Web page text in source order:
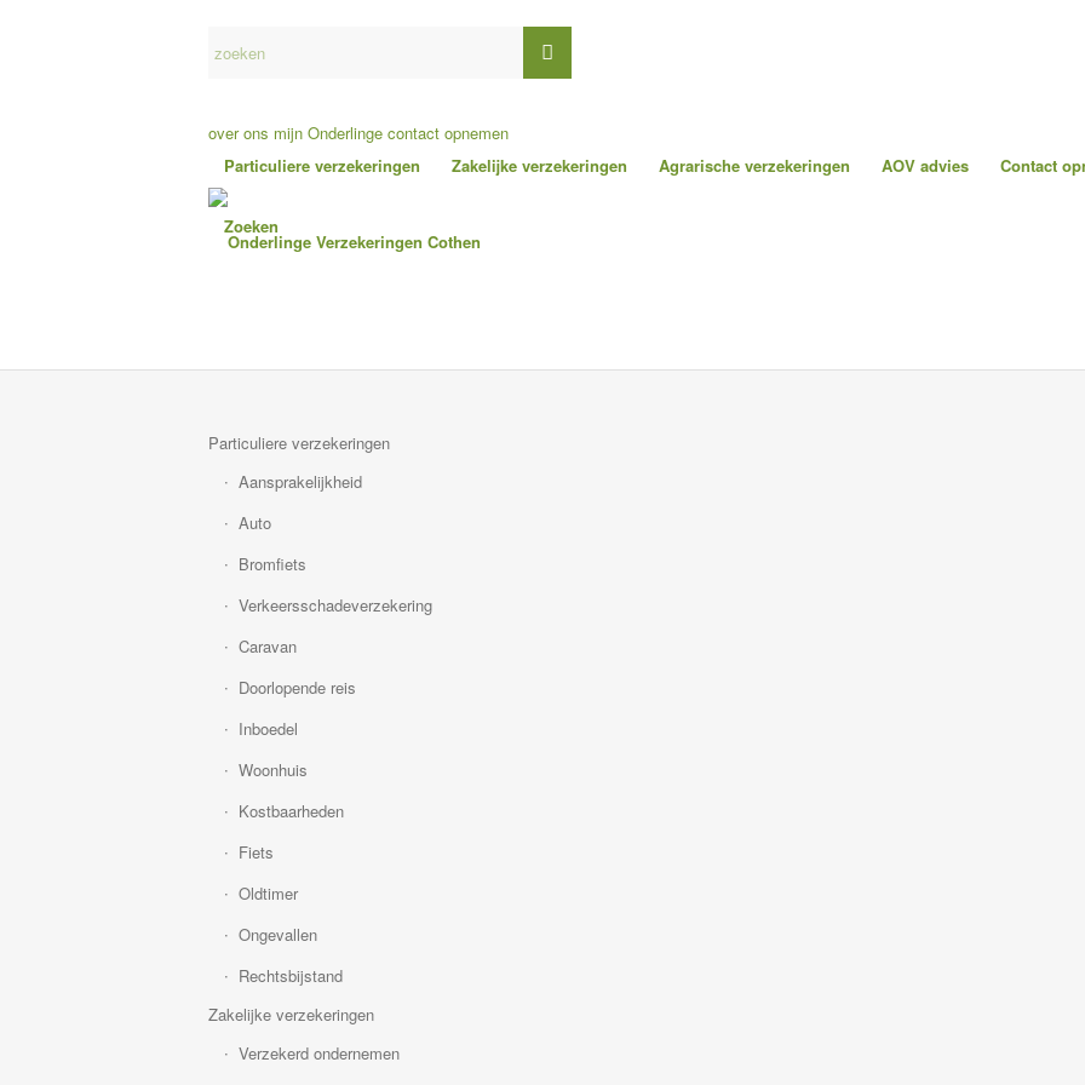
over ons mijn Onderlinge contact opnemen
Particuliere verzekeringen
Zakelijke verzekeringen Agrarische verzekeringen AOV advies Contact
Zoeken
Particuliere verzekeringen
Aansprakelijkheid
Auto
Bromfiets
Verkeersschadeverzekering
Caravan
Doorlopende reis
Inboedel
Woonhuis
Kostbaarheden
Fiets
Oldtimer
Ongevallen
Rechtsbijstand
Zakelijke verzekeringen
Verzekerd ondernemen